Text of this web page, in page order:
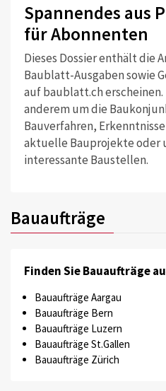
Spannendes aus
für Abonnenten
Dieses Dossier enthält die
Baublatt-Ausgaben sowie
auf baublatt.ch
anderem um die
Bauverfahren,
aktuelle Bauprojekte oder
interessante Baustellen.
Bauaufträge
Finden Sie Bauaufträge
Bauaufträge Aargau
Bauaufträge Bern
Bauaufträge Luzern
Bauaufträge St.Gallen
Bauaufträge Zürich